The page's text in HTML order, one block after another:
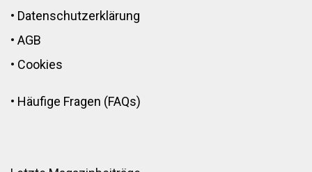
• Datenschutzerklärung
• AGB
• Cookies
• Häufige Fragen (FAQs)